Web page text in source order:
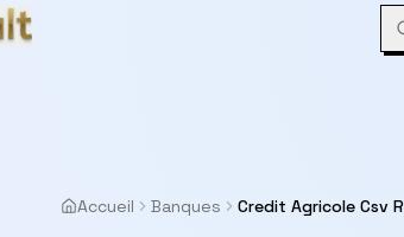
Accueil Banques Credit Agricole Csv